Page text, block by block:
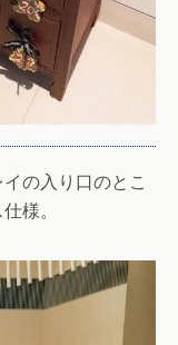
の入り口のとこ
様。